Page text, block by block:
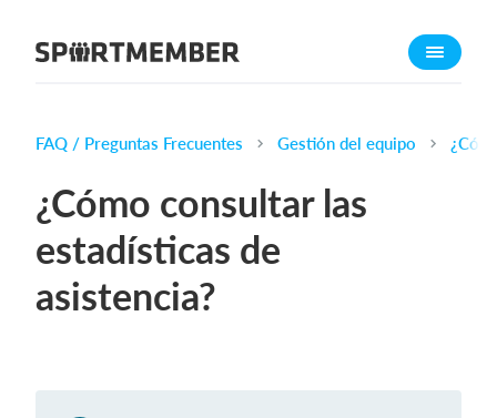
Acerca de SportMember
Funciones
Calendario
Gestión de pagos
FAQ / Preguntas Frecuentes Gestión del equipo
¿Cómo consultar las
estadísticas de
asistencia?